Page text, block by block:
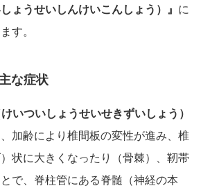
ょうせいしんけいこんしょう）』 に
す。
な症状
いついしょうせいせきずいしょう）
加齢により椎間板の変性が進み、椎
状に大きくなったり（骨棘）、靭帯
で、脊柱管にある脊髄（神経の本